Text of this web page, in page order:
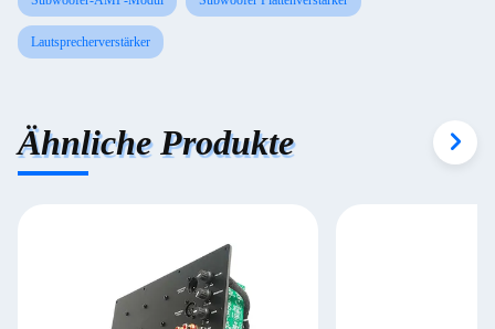
Lautsprecherverstärker
Ähnliche Produkte